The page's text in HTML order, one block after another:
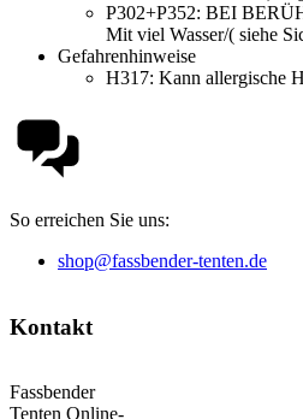
P302+P352: BEI
Mit viel Wasser/( siehe
Gefahrenhinweise
H317: Kann allergische
So erreichen Sie uns:
shop@fassbender-tenten.de
Kontakt
Fassbender
Tenten Online-